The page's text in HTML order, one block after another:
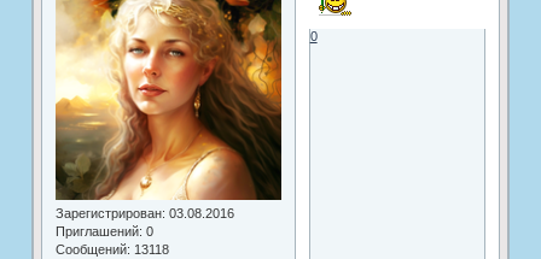
Зарегистрирован: 03.08.2016
Приглашений: 0
Сообщений: 13118
0